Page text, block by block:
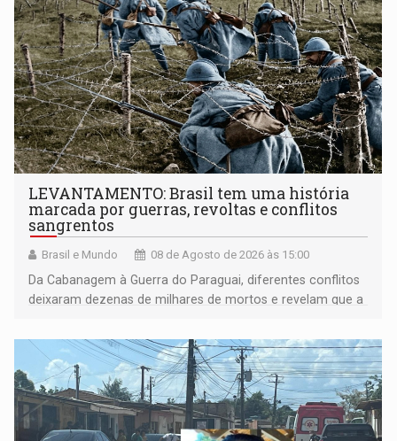
LEVANTAMENTO: Brasil tem uma história
marcada por guerras, revoltas e conflitos
sangrentos
Brasil e Mundo 08 de Agosto de 2026 às 15:00
Da Cabanagem à Guerra do Paraguai, diferentes conflitos
deixaram dezenas de milhares de mortos e revelam que a
territoriais e sociais